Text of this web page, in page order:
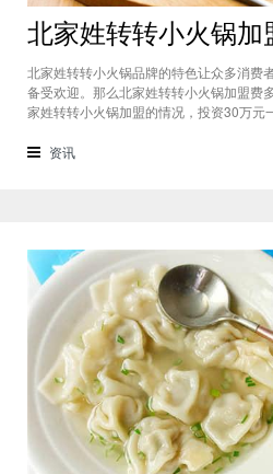
北家姓转转小火锅品牌的特色让众多消费
备受欢迎。那么北家姓转转小火锅加盟费
家姓转转小火锅加盟的情况，投资30万元
态存在着。北家姓转转小火锅凭借自己的
资讯